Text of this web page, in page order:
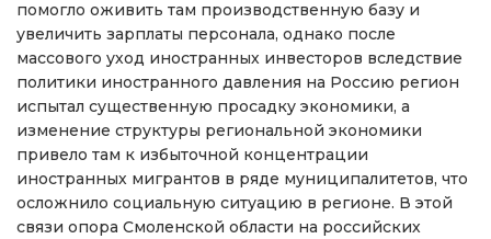
помогло оживить там производственную базу и
увеличить зарплаты персонала, однако после
массового уход иностранных инвесторов вследствие
политики иностранного давления на Россию регион
испытал существенную просадку экономики, а
изменение структуры региональной экономики
привело там к избыточной концентрации
иностранных мигрантов в ряде муниципалитетов, что
осложнило социальную ситуацию в регионе. В этой
связи опора Смоленской области на российских